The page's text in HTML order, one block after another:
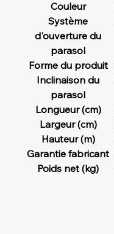
Couleur
Système
d'ouverture du
parasol
Forme du produit
Inclinaison du
parasol
Longueur (cm)
Largeur (cm)
Hauteur (m)
Garantie fabricant
Poids net (kg)